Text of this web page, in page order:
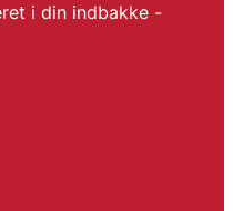
i din indbakke -